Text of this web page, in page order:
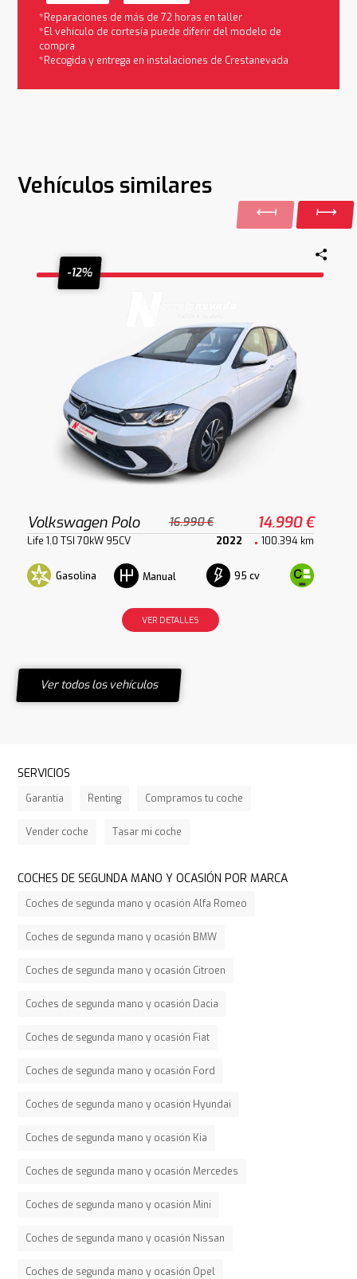
*Reparaciones de más de 72 horas en taller
*El vehículo de cortesía puede diferir del modelo de
compra
*Recogida y entrega en instalaciones de Crestanevada
Vehículos similares
-12%
Volkswagen Polo 16.990 € 14.990 €
Life 1.0 TSI 70kW 95CV 2022 100.394 km
Gasolina Manual 95 cv
VER DETALLES
Ver todos los vehículos
SERVICIOS
Garantía Renting Compramos tu coche
Vender coche Tasar mi coche
COCHES DE SEGUNDA MANO Y OCASIÓN POR MARCA
Coches de segunda mano y ocasión Alfa Romeo
Coches de segunda mano y ocasión BMW
Coches de segunda mano y ocasión Citroen
Coches de segunda mano y ocasión Dacia
Coches de segunda mano y ocasión Fiat
Coches de segunda mano y ocasión Ford
Coches de segunda mano y ocasión Hyundai
Coches de segunda mano y ocasión Kia
Coches de segunda mano y ocasión Mercedes
Coches de segunda mano y ocasión Mini
Coches de segunda mano y ocasión Nissan
Coches de segunda mano y ocasión Opel